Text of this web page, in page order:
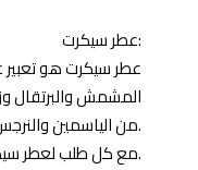
عطر سيكرت:
المشمش والبرتقال
من الياسمين والنرجس والفل ولكن بتوازن مثالي.
مع كل طلب لعطر سيكرت، ستحصلين على هدية ربع تولة مسك مجانًا، مما يجعل تجربة التسوق أكثر تميزًا.